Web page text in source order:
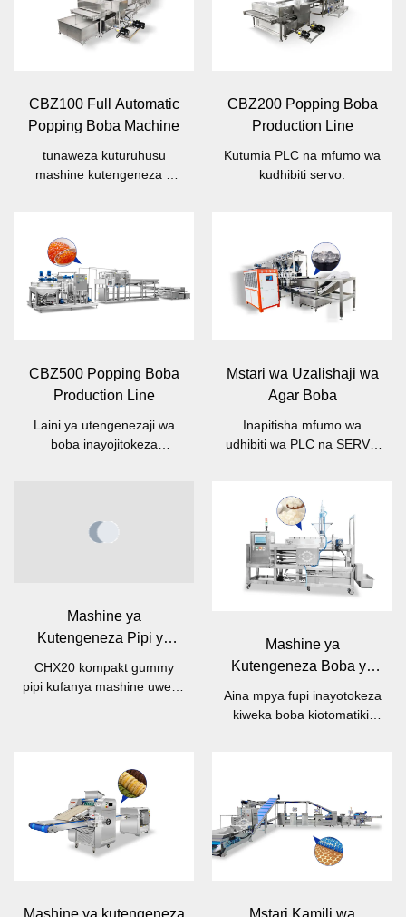
CBZ100 Full Automatic
Popping Boba Machine
tunaweza kuturuhusu
mashine kutengeneza 3
CBZ200 Popping Boba
Production Line
Kutumia PLC na mfumo wa
kudhibiti servo.
CBZ500 Popping Boba
Production Line
Laini ya utengenezaji wa
boba inayojitokeza
iliyojengewa ndani (HMI).
Mstari wa Uzalishaji wa
Agar Boba
Inapitisha mfumo wa
udhibiti wa PLC na SERVO
Mashine ya
Kutengeneza Pipi ya
Gummy ya CHX20
CHX20 kompakt gummy
pipi kufanya mashine uwezo
Mashine ya
Kutengeneza Boba ya
CBZ50-A
Aina mpya fupi inayotokeza
kiweka boba kiotomatiki,